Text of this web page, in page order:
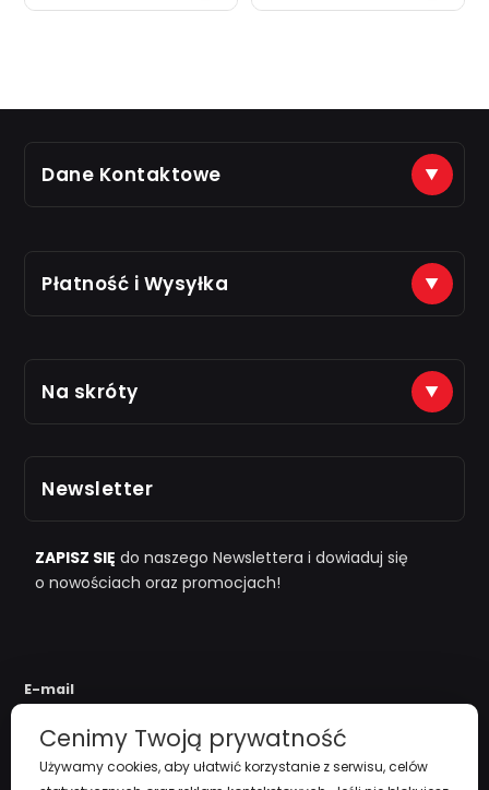
Dane Kontaktowe
(+48) 888 561 463
na e-maile odpisujemy od 8.00 do 16.00
Płatność i Wysyłka
Just7Gym
i "przy zamówieniu powyżej 1000zł
Na skróty
Zarejestruj się
Regulamin
Newsletter
ZAPISZ SIĘ do naszego Newslettera i dowiaduj się
o nowościach oraz promocjach!
E-mail
Cenimy Twoją prywatność
Używamy cookies, aby ułatwić korzystanie z serwisu, celów